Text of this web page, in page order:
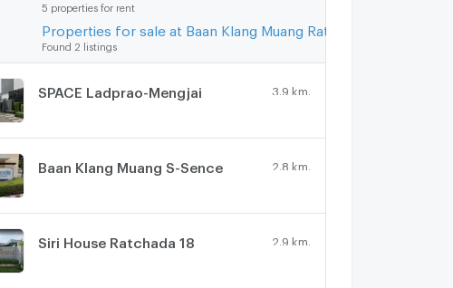
5 properties for rent
Found 2 listings
SPACE Ladprao-Mengjai 3.9 km.
Baan Klang Muang S-Sence 2.8 km.
Siri House Ratchada 18 2.9 km.